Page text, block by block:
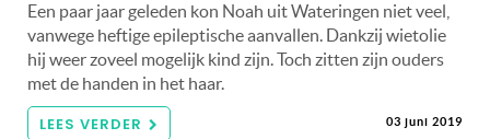
Een paar jaar geleden kon Noah uit Wateringen niet veel,
vanwege heftige epileptische aanvallen. Dankzij wietolie
hij weer zoveel mogelijk kind zijn. Toch zitten zijn ouders
met de handen in het haar.
LEES VERDER 03 juni 2019